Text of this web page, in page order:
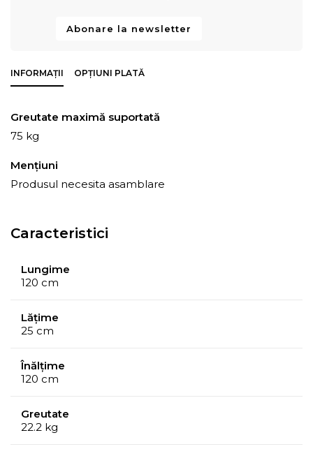
Abonare la newsletter
INFORMAȚII OPȚIUNI PLATĂ
Greutate maximă suportată
75 kg
Mențiuni
Produsul necesita asamblare
Caracteristici
Lungime
120 cm
Lățime
25 cm
Înălțime
120 cm
Greutate
22.2 kg